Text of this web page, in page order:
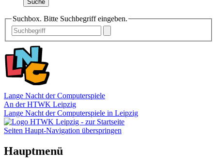
Suche
Suchbox. Bitte Suchbegriff eingeben.
Lange Nacht der Computerspiele
An der HTWK Leipzig
Lange Nacht der Computerspiele in Leipzig
Seiten Haupt-Navigation überspringen
Hauptmenü